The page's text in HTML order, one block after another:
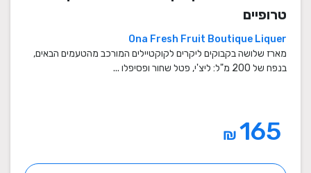
טרופיים
Ona Fresh Fruit Boutique Liquer
מארז שלושה בקבוקים ליקרים לקוקטיילים המורכב מהטעמים הבאים,
בנפח של 200 מ"ל: ליצ'י, פטל שחור ופסיפלו ...
₪